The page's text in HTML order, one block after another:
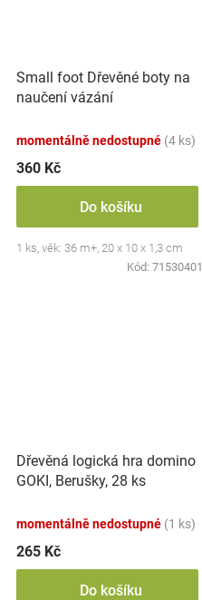
Small foot Dřevěné boty na
naučení vázání
momentálně nedostupné (4 ks)
360 Kč
Do košíku
1 ks, věk: 36 m+, 20 x 10 x 1,3 cm
Kód: 71530401
Dřevěná logická hra domino
GOKI, Berušky, 28 ks
momentálně nedostupné (1 ks)
265 Kč
Do košíku